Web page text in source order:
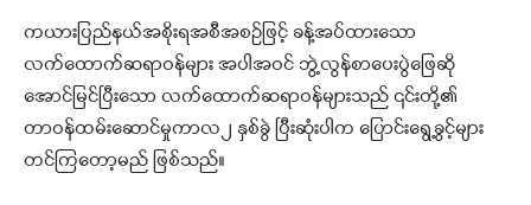
ကယားပြည်နယ်အစိုးရအစီအစဉ်ဖြင့် ခန့်အပ်ထားသော
လက်ထောက်ဆရာဝန်များ အပါအဝင် ဘွဲ့လွန်စာပေးပွဲဖြေဆို
အောင်မြင်ပြီးသော လက်ထောက်ဆရာဝန်များသည် ၎င်းတို့၏
တာဝန်ထမ်းဆောင်မှုကာလ၂ နှစ်ခွဲ ပြီးဆုံးပါက ပြောင်းရွေ့ခွင့်များ
တင်ကြတော့မည် ဖြစ်သည်။